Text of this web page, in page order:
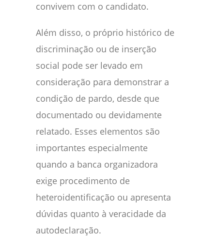
convivem com o candidato.
Além disso, o próprio histórico de
discriminação ou de inserção
social pode ser levado em
consideração para demonstrar a
condição de pardo, desde que
documentado ou devidamente
relatado. Esses elementos são
importantes especialmente
quando a banca organizadora
exige procedimento de
heteroidentificação ou apresenta
dúvidas quanto à veracidade da
autodeclaração.